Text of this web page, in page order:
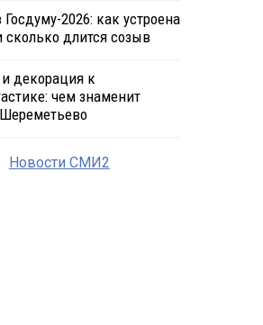
2026: как устроена
сколько длится созыв
декорация к
чем знаменит
Новости СМИ2